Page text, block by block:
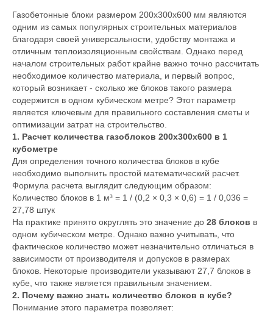
Газобетонные блоки размером 200х300х600 мм являются
одним из самых популярных строительных материалов
благодаря своей универсальности, удобству монтажа и
отличным теплоизоляционным свойствам. Однако перед
началом строительных работ крайне важно точно рассчитать
необходимое количество материала, и первый вопрос,
который возникает - сколько же блоков такого размера
содержится в одном кубическом метре? Этот параметр
является ключевым для правильного составления сметы и
оптимизации затрат на строительство.
1. Расчет количества газоблоков 200х300х600 в 1
кубометре
Для определения точного количества блоков в кубе
необходимо выполнить простой математический расчет.
Формула расчета выглядит следующим образом:
Количество блоков в 1 м³ = 1 / (0,2 × 0,3 × 0,6) = 1 / 0,036 =
27,78 штук
На практике принято округлять это значение до 28 блоков в
одном кубическом метре. Однако важно учитывать, что
фактическое количество может незначительно отличаться в
зависимости от производителя и допусков в размерах
блоков. Некоторые производители указывают 27,7 блоков в
кубе, что также является правильным значением.
2. Почему важно знать количество блоков в кубе?
Понимание этого параметра позволяет: